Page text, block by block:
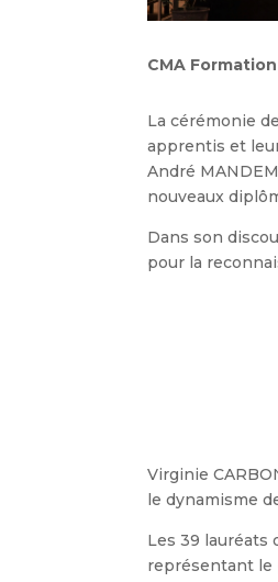
CMA
La cérémonie
apprentis et
André
nouveaux
Dans son
pour la
Virginie
le dynamisme
Les 39 lauréats
représentant le